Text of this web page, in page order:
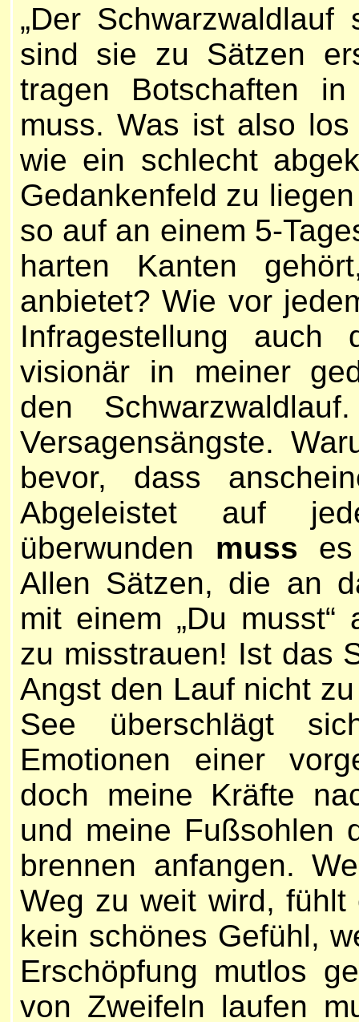
„Der
sind sie zu Sätzen
tragen Botschaften
muss. Was ist also
wie ein schlecht
Gedankenfeld zu
so auf an einem 5-
harten Kanten
anbietet? Wie vor
Infragestellung auch
visionär in meiner
den
Versagensängste.
bevor, dass
Abgeleistet auf
überwunden muss
Allen Sätzen, die an
mit einem „Du
zu misstrauen! Ist das
Angst den Lauf nicht
See überschlägt
Emotionen einer
doch meine Kräfte
und meine Fußsohlen
brennen anfangen.
Weg zu weit wird,
kein schönes Gefühl,
Erschöpfung mutlos
von Zweifeln laufen